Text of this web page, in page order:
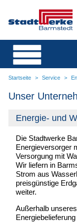
Startseite > Service >
Unser
Energie- und
Die Stadtwerke
Energieversorger
Versorgung mit
Wir liefern in
Strom aus
preisgünstige
weiter.
Außerhalb